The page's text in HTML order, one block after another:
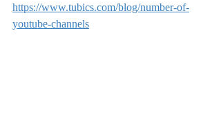
https://www.tubics.com/blog/number-of-
youtube-channels